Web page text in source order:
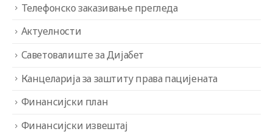
Телефонско заказивање прегледа
Актуелности
Саветовалиште за Дијабет
Канцеларија за заштиту права пацијената
Финансијски план
Финансијски извештај